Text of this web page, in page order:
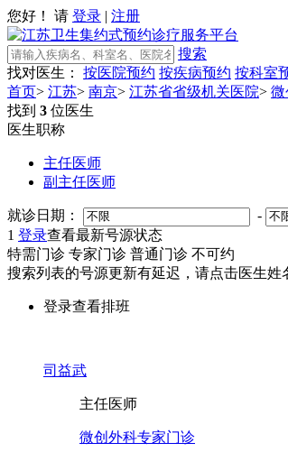
您好！ 请 登录 | 注册
搜索
找对医生：
按医院预约 按疾病预约 按科室
首页> 江苏> 南京> 江苏省省级机关医院> 微
找到 3 位医生
医生职称
主任医师
副主任医师
就诊日期：
-
1 登录查看最新号源状态
特需门诊 专家门诊 普通门诊 不可约
搜索列表的号源更新有延迟，请点击医生
登录查看排班
司益武
主任医师
微创外科专家门诊